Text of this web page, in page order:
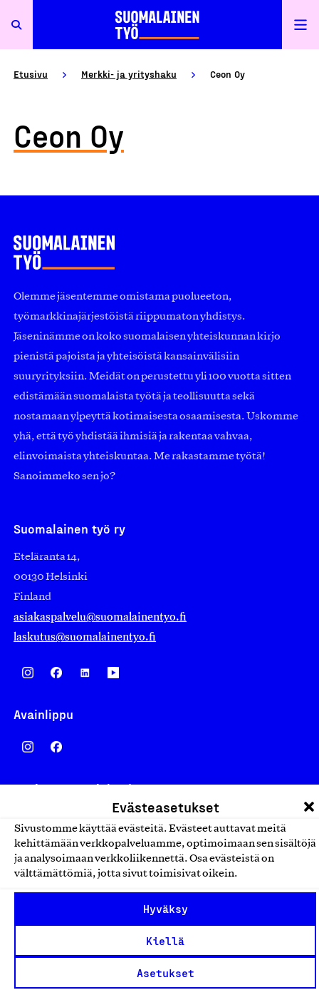
Evästeasetukset
Sivustomme käyttää evästeitä. Evästeet auttavat meitä
kehittämään verkkopalveluamme, optimoimaan sen sisältöjä
ja analysoimaan verkkoliikennettä. Osa evästeistä on
välttämättömiä, jotta sivut toimisivat oikein.
Hyväksy
Kiellä
Asetukset
Etusivu Merkki- ja yrityshaku Ceon Oy
Ceon Oy
Olemme jäsentemme omistama puolueeton,
työmarkkinajärjestöistä riippumaton yhdistys.
Jäseninämme on koko suomalaisen yhteiskunnan kirjo
pienistä pajoista ja yhteisöistä kansainvälisiin
suuryrityksiin. Meidät on perustettu yli 100 vuotta sitten
edistämään suomalaista työtä ja teollisuutta sekä
nostamaan ylpeyttä kotimaisesta osaamisesta. Uskomme
yhä, että työ yhdistää ihmisiä ja rakentaa vahvaa,
elinvoimaista yhteiskuntaa. Me rakastamme työtä!
Sanoimmeko sen jo?
Suomalainen työ ry
Eteläranta 14,
00130 Helsinki
Finland
asiakaspalvelu@suomalainentyo.fi
laskutus@suomalainentyo.fi
Avainlippu
Design From Finland
Yhteiskunnallinen Yritys -merkki
Hae merkkiä